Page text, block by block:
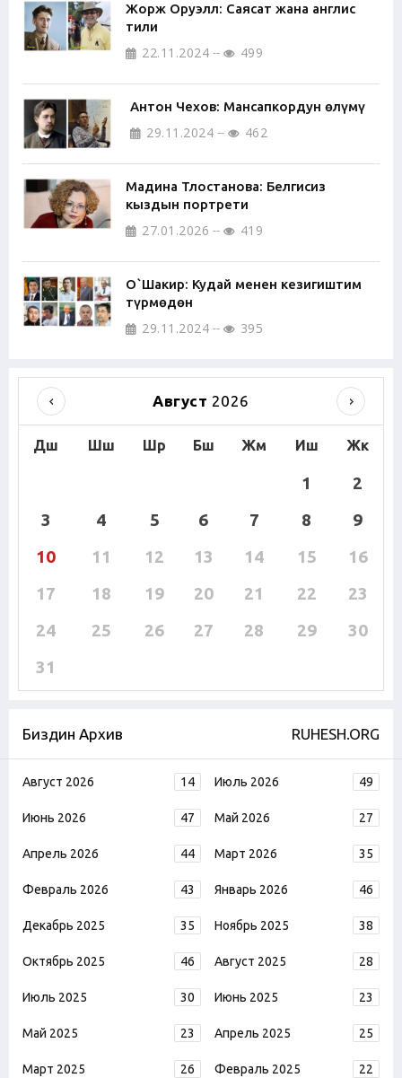
Жорж Оруэлл: Саясат жана англис
тили
22.11.2024 499
Антон Чехов: Мансапкордун өлүмү
29.11.2024 462
Мадина Тлостанова: Белгисиз
кыздын портрети
27.01.2026 419
О`Шакир: Кудай менен кезигиштим
түрмөдөн
29.11.2024 395
Август 2026
Дш Шш Шр Бш Жм Иш Жк
1
2
3
4 5 6 7 8
9
10
11 12 13 14 15
16
17
18 19 20 21 22
23
24
25 26 27 28 29
30
31
Биздин Архив RUHESH.ORG
Август 2026 14 Июль 2026 49
Июнь 2026 47 Май 2026 27
Апрель 2026 44 Март 2026 35
Февраль 2026 43 Январь 2026 46
Декабрь 2025 35 Ноябрь 2025 38
Октябрь 2025 46 Август 2025 28
Июль 2025 30 Июнь 2025 23
Май 2025 23 Апрель 2025 25
Март 2025 26 Февраль 2025 22